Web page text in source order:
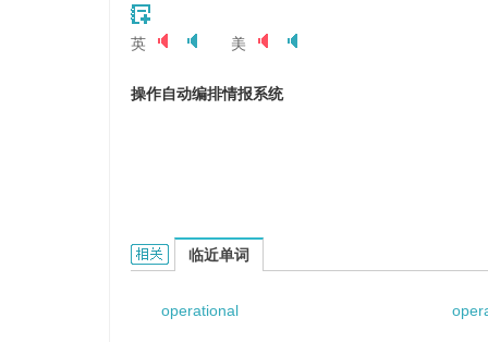
英 美
操作自动编排情报系统
Operational Automatic Scheduling Information
临近单词
operational